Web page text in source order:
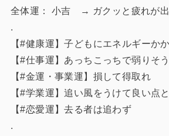
全体運： 小吉 → ガクッと疲れが出
.
【#健康運】子どもにエネルギーか
【#仕事運】あっちこっちで弱りそう
【#金運・事業運】損して得取れ
【#学業運】追い風をうけて良い点
【#恋愛運】去る者は追わず
.